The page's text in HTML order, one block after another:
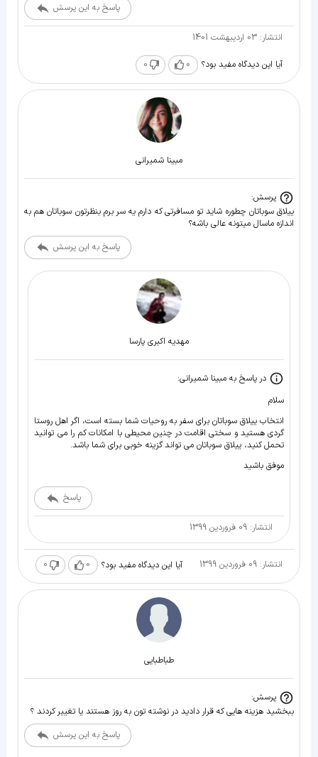
پاسخ به این پرسش
انتشار: 03 اردیبهشت 1401
آیا این دیدگاه مفید بود؟ 0
0
مبينا شميرانى
پرسش:
ییلاق سوباتان چطوره شاید تو مسافرتی که دارم یه سر برم بنظرتون سوباتان هم به
اندازه ماسال میتونه عالی باشه؟
پاسخ به این پرسش
مهدیه اکبری پارسا
در پاسخ به مبينا شميرانى:
سلام
انتخاب ییلاق سوباتان برای سفر به روحیات شما بسته است، اگر اهل روستا
گردی هستید و سختی اقامت در چنین محیطی با امکانات کم را می توانید
تحمل کنید، ییلاق سوباتان می تواند گزینه خوبی برای شما باشد.
موفق باشید
پاسخ
انتشار: 09 فروردین 1399
انتشار: 09 فروردین 1399 آیا این دیدگاه مفید بود؟ 0
0
طباطبايى
پرسش:
ببخشید هزینه هایی که قرار دادید در نوشته تون به روز هستند یا تغییر کردند ؟
پاسخ به این پرسش